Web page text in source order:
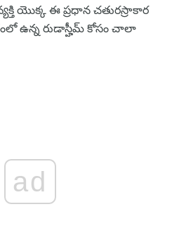
యొక్క ఈ ప్రధాన చతురస్రాకార
ఉన్న రుడాస్హీమ్ కోసం చాలా
ad